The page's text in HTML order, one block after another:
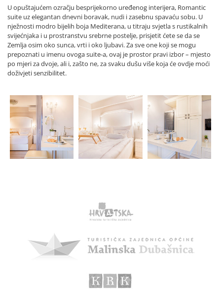
U opuštajućem ozračju besprijekorno uređenog interijera, Romantic
suite uz elegantan dnevni boravak, nudi i zasebnu spavaću sobu. U
nježnosti modro bijelih boja Mediterana, u titraju svjetla s rustikalnih
svijećnjaka i u prostranstvu srebrne postelje, prisjetit ćete se da se
Zemlja osim oko sunca, vrti i oko ljubavi. Za sve one koji se mogu
prepoznati u imenu ovoga suite-a, ovaj je prostor pravi izbor – mjesto
po mjeri za dvoje, ali i, zašto ne, za svaku dušu više koja će ovdje moći
doživjeti senzibilitet.